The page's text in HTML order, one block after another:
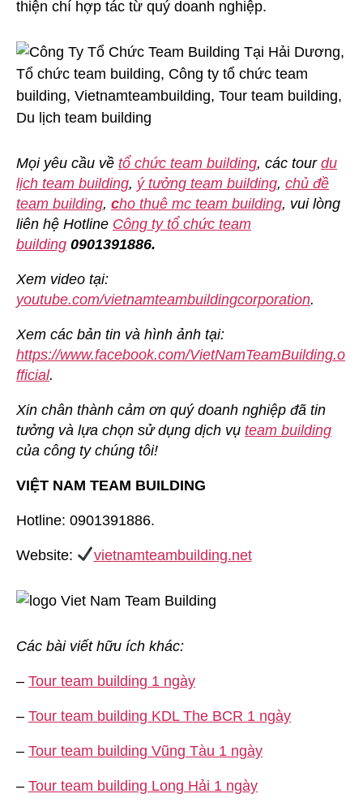
thiện chí hợp tác từ quý doanh nghiệp.
Mọi yêu cầu về tổ chức team building, các tour du
lịch team building, ý tưởng team building, chủ đề
team building, cho thuê mc team building, vui lòng
liên hệ Hotline Công ty tổ chức team
building 0901391886.
Xem video tại:
youtube.com/vietnamteambuildingcorporation.
Xem các bản tin và hình ảnh tại:
https://www.facebook.com/VietNamTeamBuilding.o
fficial.
Xin chân thành cảm ơn quý doanh nghiệp đã tin
tưởng và lựa chọn sử dụng dịch vụ team building
của công ty chúng tôi!
VIỆT NAM TEAM BUILDING
Hotline: 0901391886.
Website: vietnamteambuilding.net
Các bài viết hữu ích khác:
– Tour team building 1 ngày
– Tour team building KDL The BCR 1 ngày
– Tour team building Vũng Tàu 1 ngày
– Tour team building Long Hải 1 ngày